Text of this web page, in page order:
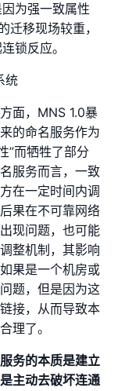
为强一致属性
迁移现场较重，
锁反应。
面，MNS 1.0暴
的命名服务作为
”而牺牲了部分
服务而言，一致
在一定时间内调
果在不可靠网络
现问题，也可能
整机制，其影响
果是一个机房或
题，但是因为这
接，从而导致本
理了。
务的本质是建立
主动去破坏连通